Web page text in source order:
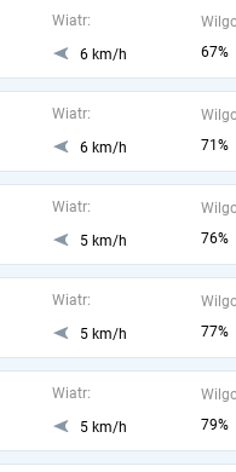
Wiatr:
6 km/h
67%
Wiatr:
6 km/h
71%
Wiatr:
5 km/h
76%
Wiatr:
5 km/h
77%
Wiatr:
5 km/h
79%